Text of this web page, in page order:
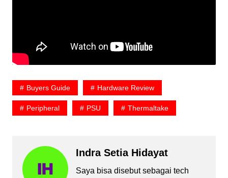
Buyers Guide Hardware Review
Peripheral PSU Thermaltake
Indra Setia Hidayat
Saya bisa disebut sebagai tech